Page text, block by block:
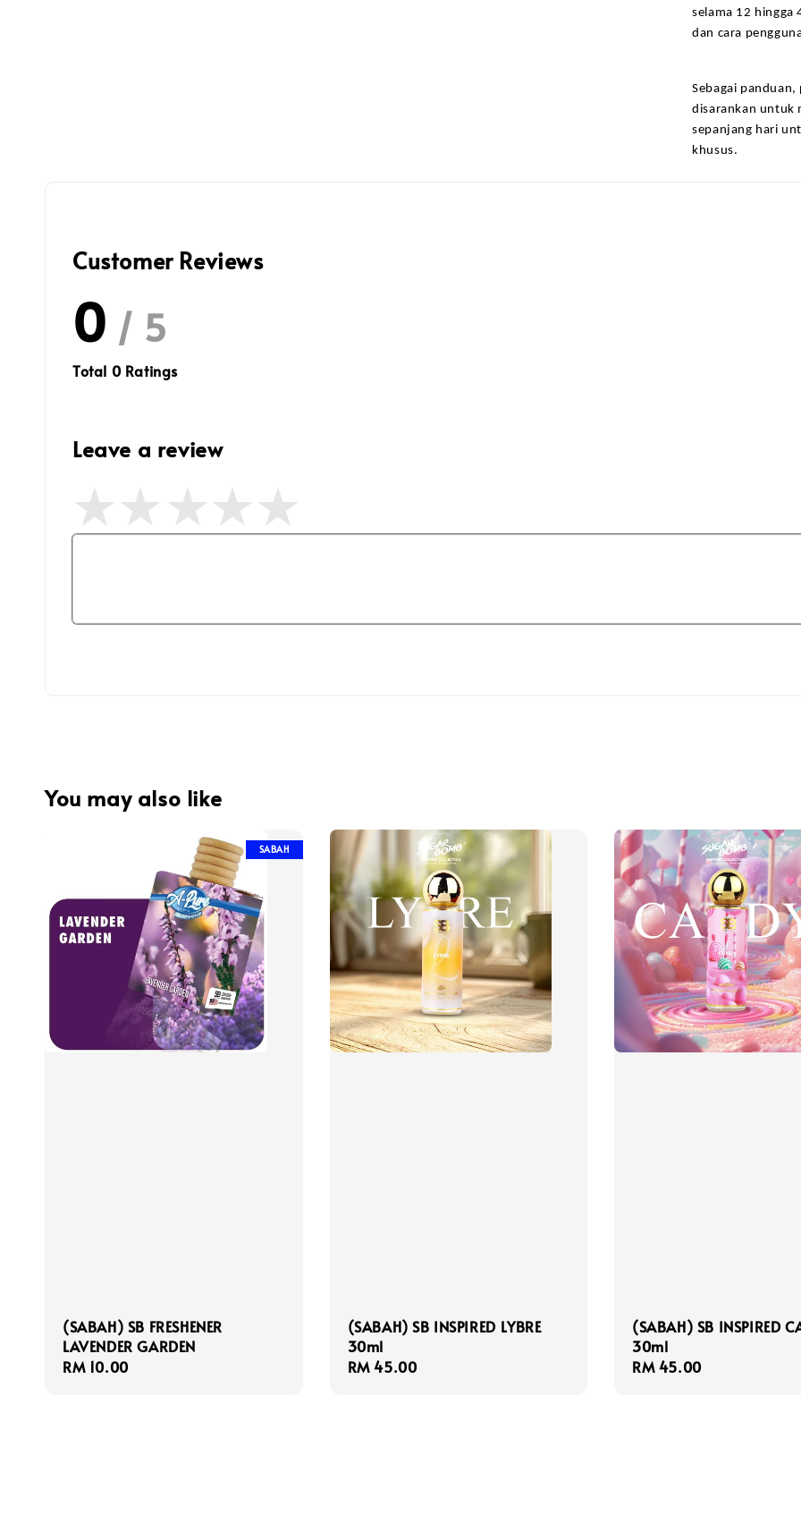
selama 12 hingga
dan cara
Sebagai
disarankan untuk
sepanjang hari
khusus.
Customer Reviews
0 / 5
Total 0Ratings
Leave a review
You may also like
SABAH
(SABAH) SB FRESHENER
LAVENDER GARDEN
Regular
RM 10.00
(SABAH) SB INSPIRED LYBRE
30ml
Regular
RM 45.00
(SABAH) SB INSPIRED
30ml
Regular
RM 45.00